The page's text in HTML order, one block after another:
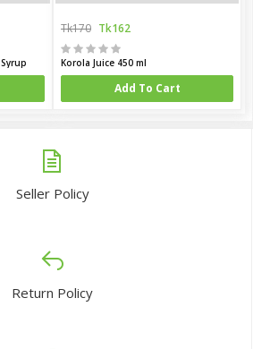
Tk170 Tk162
Korola Juice 450 ml
Add To Cart
Seller Policy
Return Policy